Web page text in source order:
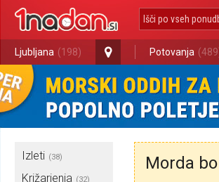
Ljubljana (198) Potovanja
Izleti (38)
Križarjenja (32)
Morda